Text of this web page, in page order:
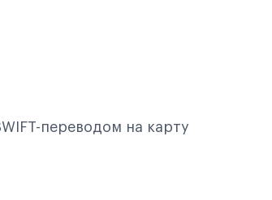
переводом на карту